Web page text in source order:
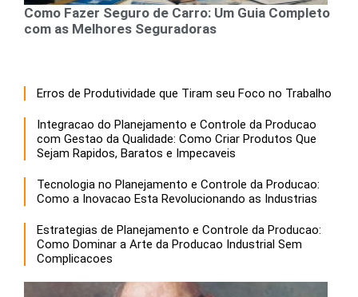
Como Fazer Seguro de Carro: Um Guia Completo
com as Melhores Seguradoras
Erros de Produtividade que Tiram seu Foco no Trabalho
Integracao do Planejamento e Controle da Producao
com Gestao da Qualidade: Como Criar Produtos Que
Sejam Rapidos, Baratos e Impecaveis
Tecnologia no Planejamento e Controle da Producao:
Como a Inovacao Esta Revolucionando as Industrias
Estrategias de Planejamento e Controle da Producao:
Como Dominar a Arte da Producao Industrial Sem
Complicacoes